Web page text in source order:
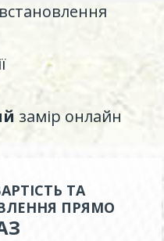
замір онлайн
ТА
ПРЯМО